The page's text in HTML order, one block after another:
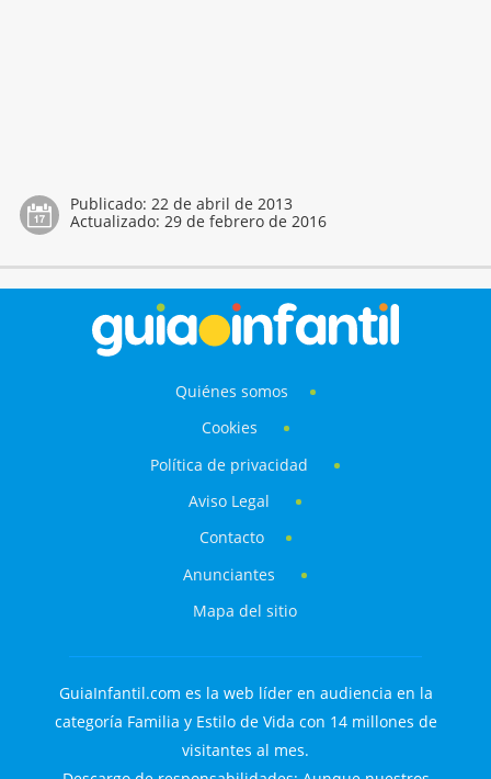
Publicado: 22 de abril de 2013
Actualizado: 29 de febrero de 2016
Quiénes somos
Cookies
Política de privacidad
Aviso Legal
Contacto
Anunciantes
Mapa del sitio
GuiaInfantil.com es la web líder en audiencia en la
categoría Familia y Estilo de Vida con 14 millones de
visitantes al mes.